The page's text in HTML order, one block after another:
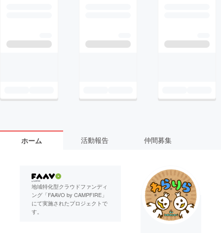
ホーム 活動報告 仲間募集
地域特化型クラウドファンディ
ング「FAAVO by CAMPFIRE」
にて実施されたプロジェクトで
す。